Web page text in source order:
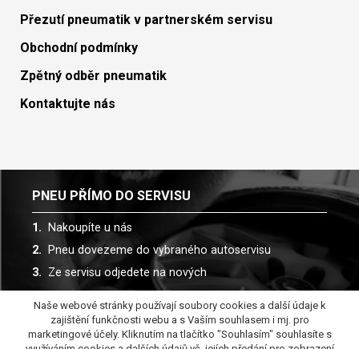
Přezutí pneumatik v partnerském servisu
Obchodní podmínky
Zpětný odběr pneumatik
Kontaktujte nás
PNEU PŘÍMO DO SERVISU
Nakoupíte u nás
Pneu dovezeme do vybraného autoservisu
Ze servisu odjedete na nových
Spolupracujeme s více než 30 autoservisy
Naše webové stránky používají soubory cookies a další údaje k
zajištění funkčnosti webu a s Vaším souhlasem i mj. pro
marketingové účely. Kliknutím na tlačítko "Souhlasím" souhlasíte s